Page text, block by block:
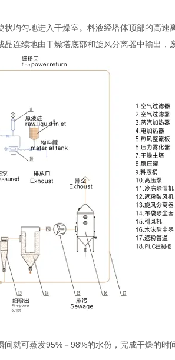
均匀地进入干燥室。料液经塔体顶部的高速
连续地由干燥塔底部和旋风分离器中输出，
就可蒸发95%－98%的水份，完成干燥的时